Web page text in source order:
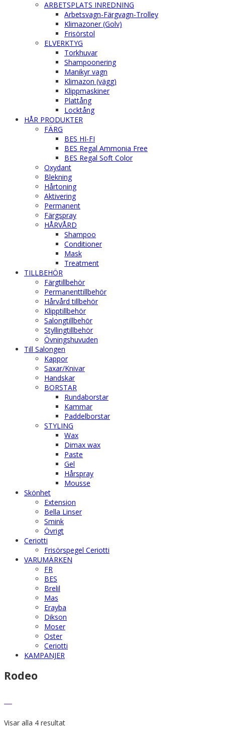
ARBETSPLATS INREDNING
Arbetsvagn-Färgvagn-Trolley
Klimazoner (Golv)
Frisörstol
ELVERKTYG
Torkhuvar
Shampoonering
Manikyr vagn
Klimazon (vägg)
Klippmaskiner
Plattång
Locktång
HÅR PRODUKTER
FÄRG
BES HI-FI
BES Regal Ammonia Free
BES Regal Soft Color
Oxydant
Blekning
Hårtoning
Aktivering
Permanent
Färgspray
HÅRVÅRD
Shampoo
Conditioner
Mask
Treatment
TILLBEHÖR
Färgtillbehör
Permanenttillbehör
Hårvård tillbehör
Klipptillbehör
Salongtillbehör
Styllingtillbehör
Övningshuvuden
Till Salongen
Kappor
Saxar/Knivar
Handskar
BORSTAR
Rundaborstar
Kammar
Paddelborstar
STYLING
Wax
Dimax wax
Paste
Gel
Hårspray
Mousse
Skönhet
Extension
Bella Linser
Smink
Övrigt
Ceriotti
Frisörspegel Ceriotti
VARUMÄRKEN
FR
BES
Brelil
Mas
Erayba
Dikson
Moser
Oster
Ceriotti
KAMPANJER
Rodeo
Visar alla 4 resultat